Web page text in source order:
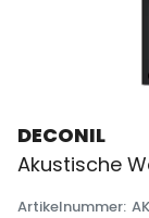
DECONIL
Akustische
Artikelnummer: